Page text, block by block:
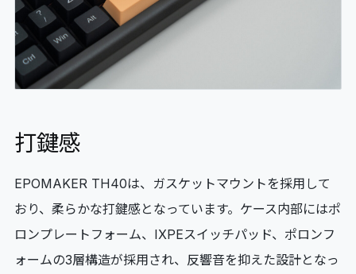
打鍵感
EPOMAKER TH40は、ガスケットマウントを採用して
おり、柔らかな打鍵感となっています。ケース内部にはポ
ロンプレートフォーム、IXPEスイッチパッド、ポロンフ
ォームの3層構造が採用され、反響音を抑えた設計となっ